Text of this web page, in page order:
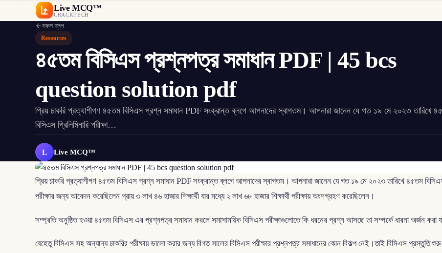
Live MCQ™
CRACKTECH
সকল ব্লগ
Resources
৪৫তম বিসিএস প্রশ্নপত্র সমাধান PDF | 45 bcs
question solution pdf
প্রিয় চাকরি প্রত্যাশীগণ ৪৫তম বিসিএস প্রশ্ন সমাধান PDF সংক্রান্ত ব্লগে আপনাদের স্বাগতম। আপনারা জানেন যে গত ১৯ মে ২০২৩ তারিখে
বিসিএস প্রিলিমিনারি পরীক্ষা…
L Live MCQ™
প্রিয় চাকরি প্রত্যাশীগণ ৪৫তম বিসিএস প্রশ্ন সমাধান PDF সংক্রান্ত ব্লগে আপনাদের স্বাগতম। আপনারা জানেন যে গত ১৯ মে ২০২৩ তারিখে ৪৫তম বিসিএস
পরীক্ষার জন্য আবেদন করেছিলেন প্রায় ৩ লাখ ৪৬ হাজার শিক্ষার্থী যার মধ্যে ২ লাখ ৬৮ হাজার শিক্ষার্থী পরীক্ষায় অংশগ্রহণ করেছিলেন।
সম্প্রতি অনুষ্ঠিত হওয়া ৪৫তম বিসিএস এর প্রশ্নপত্র সমাধান করলে সমাসাময়িক বিসিএস পরীক্ষাগুলোতে কি ধরনের প্রশ্ন আসছে তা সম্পর্কে ধারনা অর্জন
যেহেতু বিসিএস সহ অন্যান্য চাকরির পরীক্ষায় ভালো করার জন্য বিগত সালের বিসিএস পরীক্ষার প্রশ্নপত্র সমাধানের কোন বিকল্প নেই।তাই বিসিএস প্রস্তুতি শুরু